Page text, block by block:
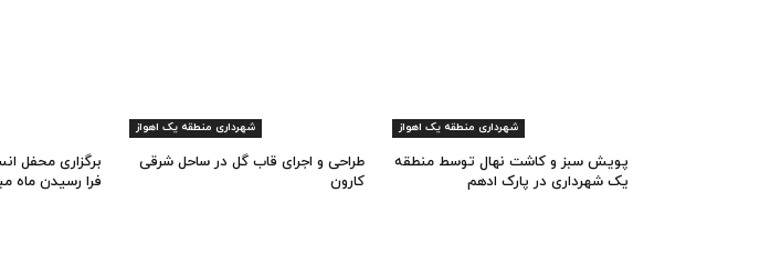
شهرداری منطقه یک اهواز
پویش سبز و کاشت نهال توسط منطقه
یک شهرداری در پارک ادهم
شهرداری منطقه یک اهواز
طراحی و اجرای قاب گل در ساحل شرقی
کارون
برگزاری محفل
فرا رسیدن ماه